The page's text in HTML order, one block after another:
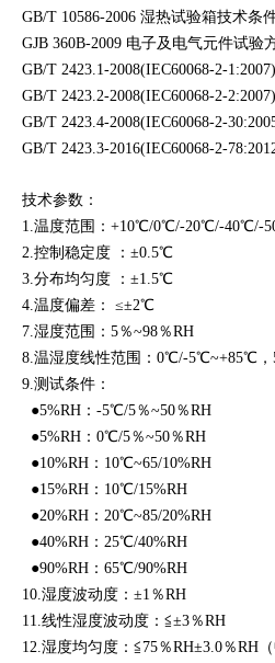
GB/T 10586-2006 湿热试验箱技术条
GJB 360B-2009 电子及电气元件试验
GB/T 2423.1-2008(IEC60068-2-
GB/T 2423.2-2008(IEC60068-2-
GB/T 2423.4-2008(IEC60068-2-
GB/T 2423.3-2016(IEC60068-2-
技术参数：
1.温度范围：+10℃/0℃/-20℃/-40℃/-
2.控制稳定度 ：±0.5℃
3.分布均匀度 ：±1.5℃
4.温度偏差： ≤±2℃
7.湿度范围：5％~98％RH
8.温湿度线性范围：0℃/-5℃~+85℃，
9.测试条件：
●5%RH：-5℃/5％~50％RH
●5%RH：0℃/5％~50％RH
●10%RH：10℃~65/10%RH
●15%RH：10℃/15%RH
●20%RH：20℃~85/20%RH
●40%RH：25℃/40%RH
●90%RH：65℃/90%RH
10.湿度波动度：±1％RH
11.线性湿度波动度： ≦±3％RH
12.湿度均匀度：≦75％RH±3.0％RH（